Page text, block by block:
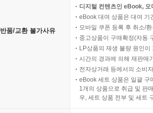
반품/교환 불가사유
디지털 컨텐츠인 eBook,
eBook 대여 상품은 대여 기
모바일 쿠폰 등록 후 취소/
중고상품이 구매확정(자동
LP상품의 재생 불량 원인
시간의 경과에 의해 재판매
전자상거래 등에서의 소비
eBook 세트 상품은 일괄 구
1개의 상품으로 취급 및 판
우, 세트 상품 전부 및 세트